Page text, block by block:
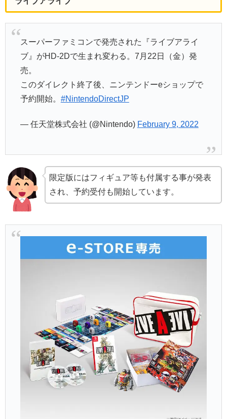
スーパーファミコンで発売された『ライブアライ
ブ』がHD-2Dで生まれ変わる。7月22日（金）発
売。
このダイレクト終了後、ニンテンドーeショップで
予約開始。 #NintendoDirectJP
— 任天堂株式会社 (@Nintendo) February 9, 2022
限定版にはフィギュア等も付属する事が発表
され、予約受付も開始しています。